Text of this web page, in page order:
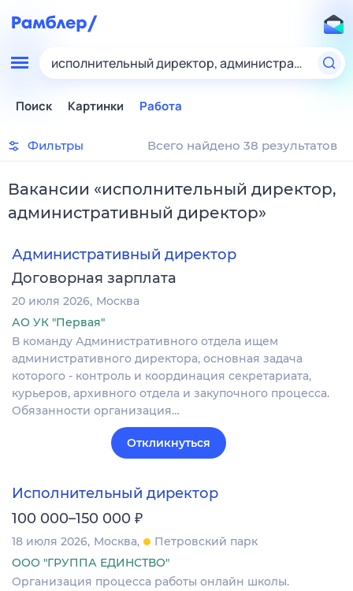
исполнительный директор, административный
Поиск Картинки Работа
Фильтры Всего найдено 38 результатов
Вакансии «исполнительный директор,
административный директор»
Административный директор
Договорная зарплата
20 июля 2026 Москва
АО УК "Первая"
В команду Административного отдела ищем
административного директора, основная задача
которого - контроль и координация секретариата,
курьеров, архивного отдела и закупочного процесса.
Обязанности организация…
Откликнуться
Исполнительный директор
100 000–150 000 ₽
18 июля 2026 Москва
Петровский парк
ООО "ГРУППА ЕДИНСТВО"
Организация процесса работы онлайн школы.